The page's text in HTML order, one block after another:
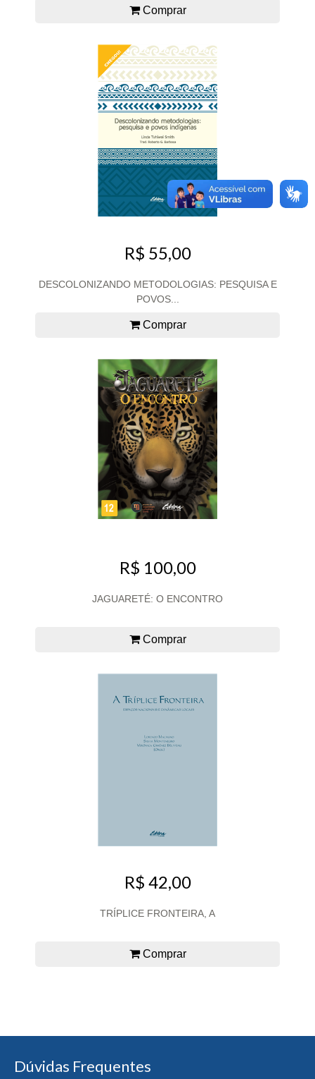
Comprar
R$ 55,00
DESCOLONIZANDO METODOLOGIAS: PESQUISA E
POVOS...
Comprar
R$ 100,00
JAGUARETÉ: O ENCONTRO
Comprar
R$ 42,00
TRÍPLICE FRONTEIRA, A
Comprar
Dúvidas Frequentes